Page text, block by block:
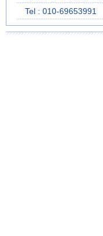
Tel : 010-69653991